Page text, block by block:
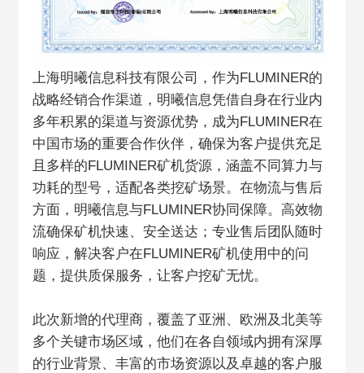
上海明曦信息科技有限公司，作为FLUMINER的
战略经销合作渠道，明曦信息凭借自身在行业内
多年积累的渠道与资源优势，成为FLUMINER在
中国市场的重要合作伙伴，确保为客户提供充足
且多样的FLUMINER矿机货源，涵盖不同算力与
功耗的型号，适配各类挖矿场景。在物流与售后
方面，明曦信息与FLUMINER协同保障。高效物
流确保矿机快速、安全送达；专业售后团队随时
响应，解决客户在FLUMINER矿机使用中的问
题，提供质保服务，让客户挖矿无忧。
此次新增的代理商，覆盖了亚洲、欧洲及北美等
多个关键市场区域，他们在各自领域内拥有深厚
的行业背景、丰富的市场资源以及卓越的客户服